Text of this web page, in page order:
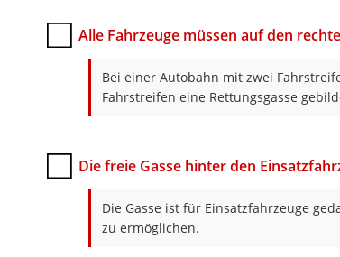
Alle Fahrzeuge müssen auf den
Bei einer Autobahn mit zwei
Fahrstreifen eine Rettungsgasse
Die freie Gasse hinter den
Die Gasse ist für Einsatzfahrzeuge
zu ermöglichen.